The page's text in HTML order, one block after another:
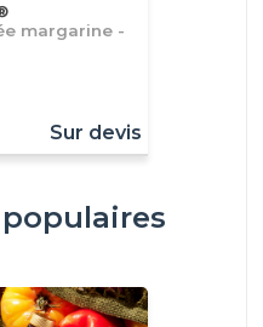
margarine -
Sur devis